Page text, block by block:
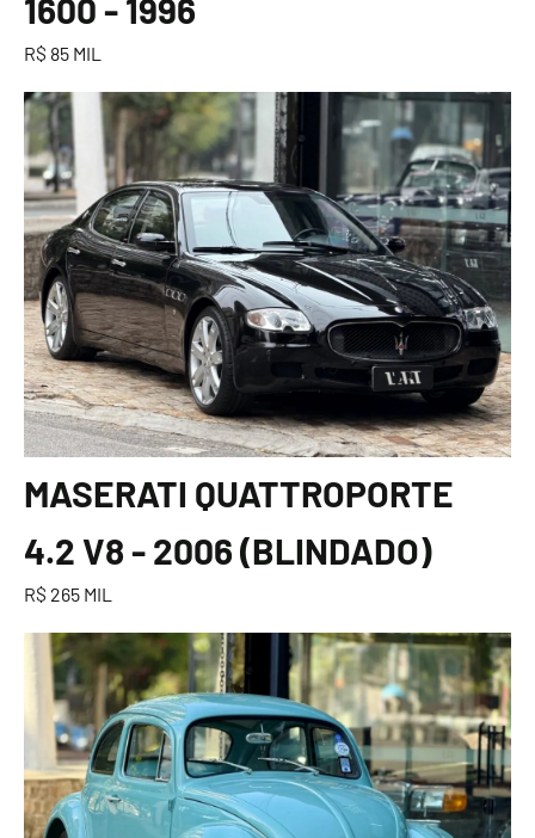
1600 - 1996
R$ 85 MIL
MASERATI QUATTROPORTE
4.2 V8 - 2006 (BLINDADO)
R$ 265 MIL